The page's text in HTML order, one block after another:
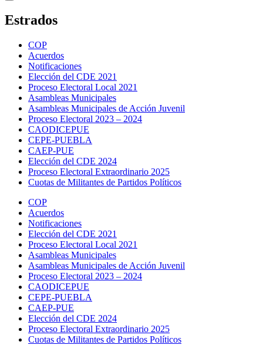
Estrados
COP
Acuerdos
Notificaciones
Elección del CDE 2021
Proceso Electoral Local 2021
Asambleas Municipales
Asambleas Municipales de Acción Juvenil
Proceso Electoral 2023 – 2024
CAODICEPUE
CEPE-PUEBLA
CAEP-PUE
Elección del CDE 2024
Proceso Electoral Extraordinario 2025
Cuotas de Militantes de Partidos Políticos
COP
Acuerdos
Notificaciones
Elección del CDE 2021
Proceso Electoral Local 2021
Asambleas Municipales
Asambleas Municipales de Acción Juvenil
Proceso Electoral 2023 – 2024
CAODICEPUE
CEPE-PUEBLA
CAEP-PUE
Elección del CDE 2024
Proceso Electoral Extraordinario 2025
Cuotas de Militantes de Partidos Políticos